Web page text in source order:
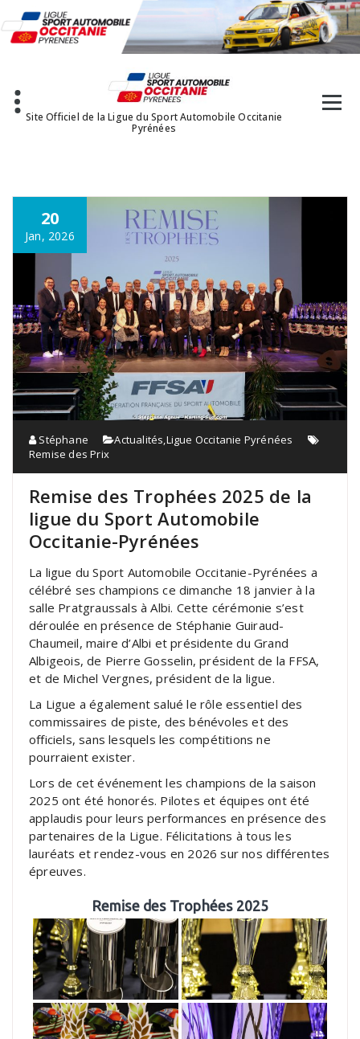
au
contenu
Site Officiel de la Ligue du Sport Automobile Occitanie
Pyrénées
20
Jan, 2026
Stéphane Actualités,Ligue Occitanie Pyrénées
Remise des Prix
Remise des Trophées 2025 de la
ligue du Sport Automobile
Occitanie-Pyrénées
La ligue du Sport Automobile Occitanie-Pyrénées a
célébré ses champions ce dimanche 18 janvier à la
salle Pratgraussals à Albi. Cette cérémonie s’est
déroulée en présence de Stéphanie Guiraud-
Chaumeil, maire d’Albi et présidente du Grand
Albigeois, de Pierre Gosselin, président de la FFSA,
et de Michel Vergnes, président de la ligue.
La Ligue a également salué le rôle essentiel des
commissaires de piste, des bénévoles et des
officiels, sans lesquels les compétitions ne
pourraient exister.
Lors de cet événement les champions de la saison
2025 ont été honorés. Pilotes et équipes ont été
applaudis pour leurs performances en présence des
partenaires de la Ligue. Félicitations à tous les
lauréats et rendez-vous en 2026 sur nos différentes
épreuves.
Remise des Trophées 2025